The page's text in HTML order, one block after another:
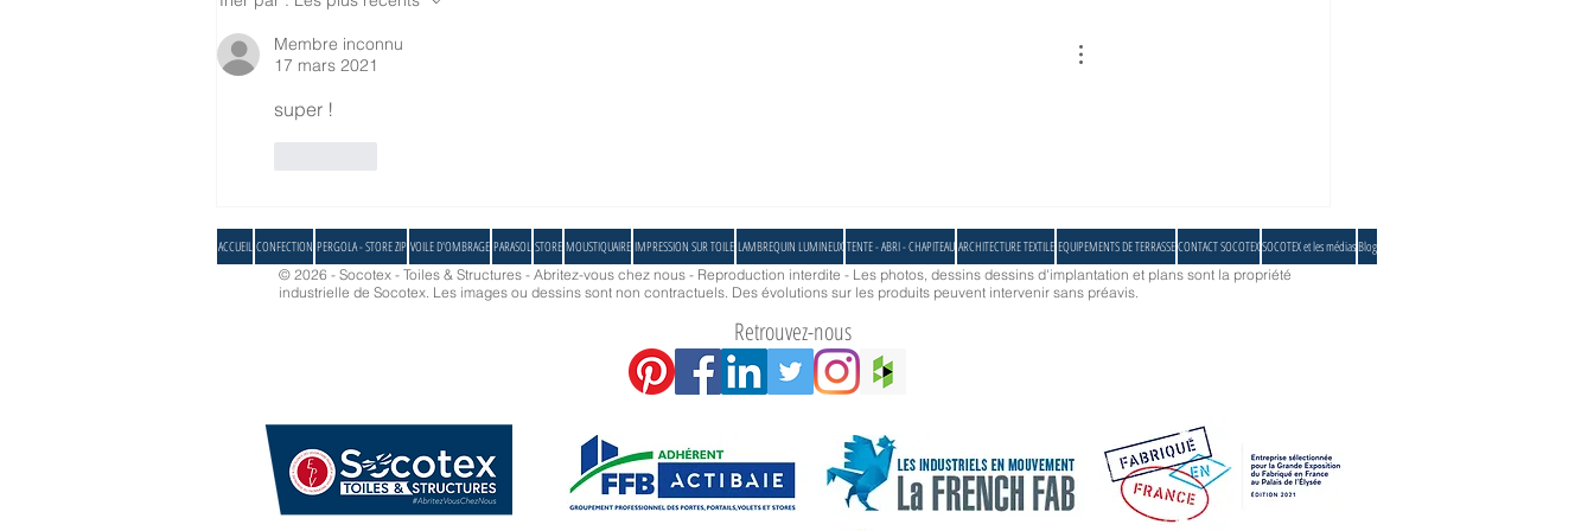
pour les écoles
Membre inconnu
17 mars 2021
super !
ACCUEIL CONFECTION PERGOLA - STORE ZIP VOILE D'OMBRAGE PARASOL STORE MOUSTIQUAIRE IMPRESSION SUR TOILE LAMBREQUIN LUMINEUX TENTE - ABRI - CHAPITEAU ARCHITECTURE TEXTILE EQUIPEMENTS DE TERRASSECONTACT SOCOTEXSOCOTEX et les médiasBlog
© 2026 - Socotex - Toiles & Structures - Abritez-vous chez nous - Reproduction interdite - Les photos, dessins dessins d'implantation et plans sont la propriété
industrielle de Socotex. Les images ou dessins sont non contractuels. Des évolutions sur les produits peuvent intervenir sans préavis.
Retrouvez-nous